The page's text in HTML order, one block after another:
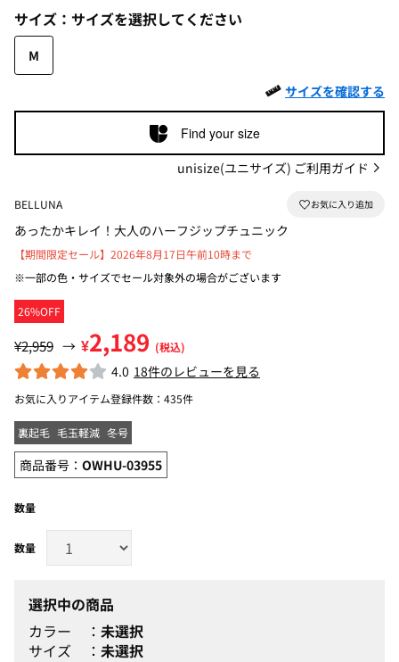
サイズ： サイズを選択してください
M
サイズを確認する
Find your size
unisize(ユニサイズ) ご利用ガイド
BELLUNA
あったかキレイ！大人のハーフジップチュニック
26%OFF
【期間限定セール】2026年8月17日午前10時まで
※一部の色・サイズでセール対象外の場合がございます
¥2,959 → ¥2,189 (税込)
4.0 18件のレビューを見る
お気に入りアイテム登録件数： 435件
裏起毛 毛玉軽減 冬号
商品番号： OWHU-03955
数量
選択中の商品
カラー
未選択
サイズ
未選択